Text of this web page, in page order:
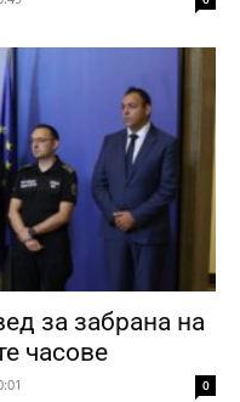
за забрана на
часове
0